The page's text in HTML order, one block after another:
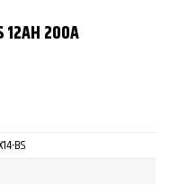
12AH 200A
BS